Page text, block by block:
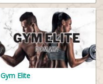
Gym Elite